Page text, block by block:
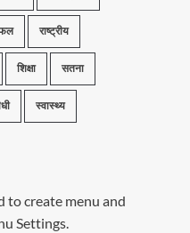
राष्ट्रीय
शिक्षा सतना
स्वास्थ्य
to create menu and
Settings.